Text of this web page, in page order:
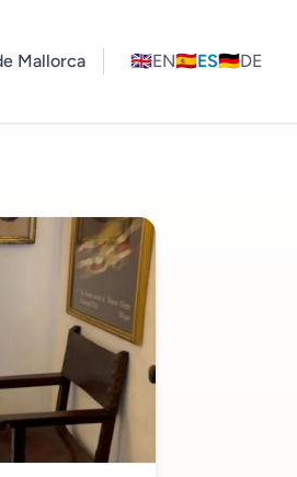
Mallorca 🇬🇧EN🇪🇸ES🇩🇪DE